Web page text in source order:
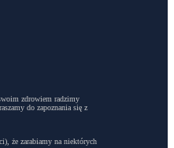
zdrowiem radzimy
do zapoznania się z
że zarabiamy na niektórych